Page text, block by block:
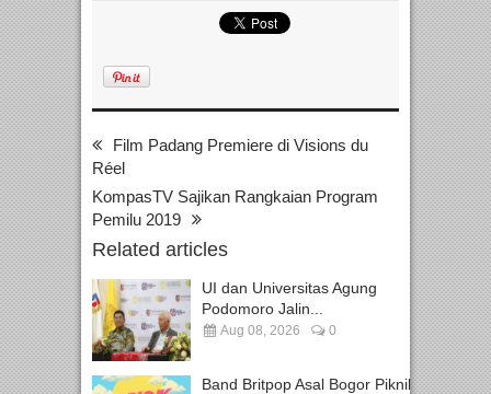
Film Padang Premiere di Visions du
Réel
KompasTV Sajikan Rangkaian Program
Pemilu 2019
Related articles
UI dan Universitas Agung
Podomoro Jalin...
Aug 08, 2026 0
Band Britpop Asal Bogor Piknik